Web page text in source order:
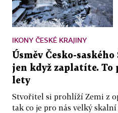
IKONY ČESKÉ KRAJINY
Úsměv Česko-
jen když zaplatíte. To
lety
Stvořitel si prohlíží Zemi z
tak co je pro nás velký